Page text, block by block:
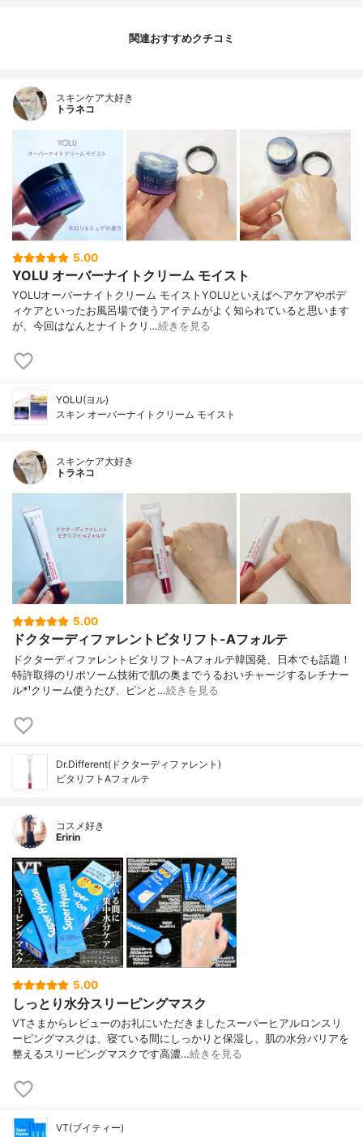
関連おすすめクチコミ
スキンケア大好き
トラネコ
5.00
YOLU オーバーナイトクリーム モイスト
YOLUオーバーナイトクリーム モイストYOLUといえばヘアケアやボデ
ィケアといったお風呂場で使うアイテムがよく知られていると思います
が、今回はなんとナイトクリ…続きを見る
YOLU(ヨル)
スキン オーバーナイトクリーム モイスト
スキンケア大好き
トラネコ
5.00
ドクターディファレントビタリフト-Aフォルテ
ドクターディファレントビタリフト-Aフォルテ韓国発、日本でも話題！
特許取得のリポソーム技術で肌の奥までうるおいチャージするレチナー
ル*¹クリーム使うたび、ピンと…続きを見る
Dr.Different(ドクターディファレント)
ビタリフトAフォルテ
コスメ好き
Eririn
5.00
しっとり水分スリーピングマスク
VTさまからレビューのお礼にいただきましたスーパーヒアルロンスリ
ーピングマスクは、寝ている間にしっかりと保湿し、肌の水分バリアを
整えるスリーピングマスクです高濃…続きを見る
VT(ブイティー)